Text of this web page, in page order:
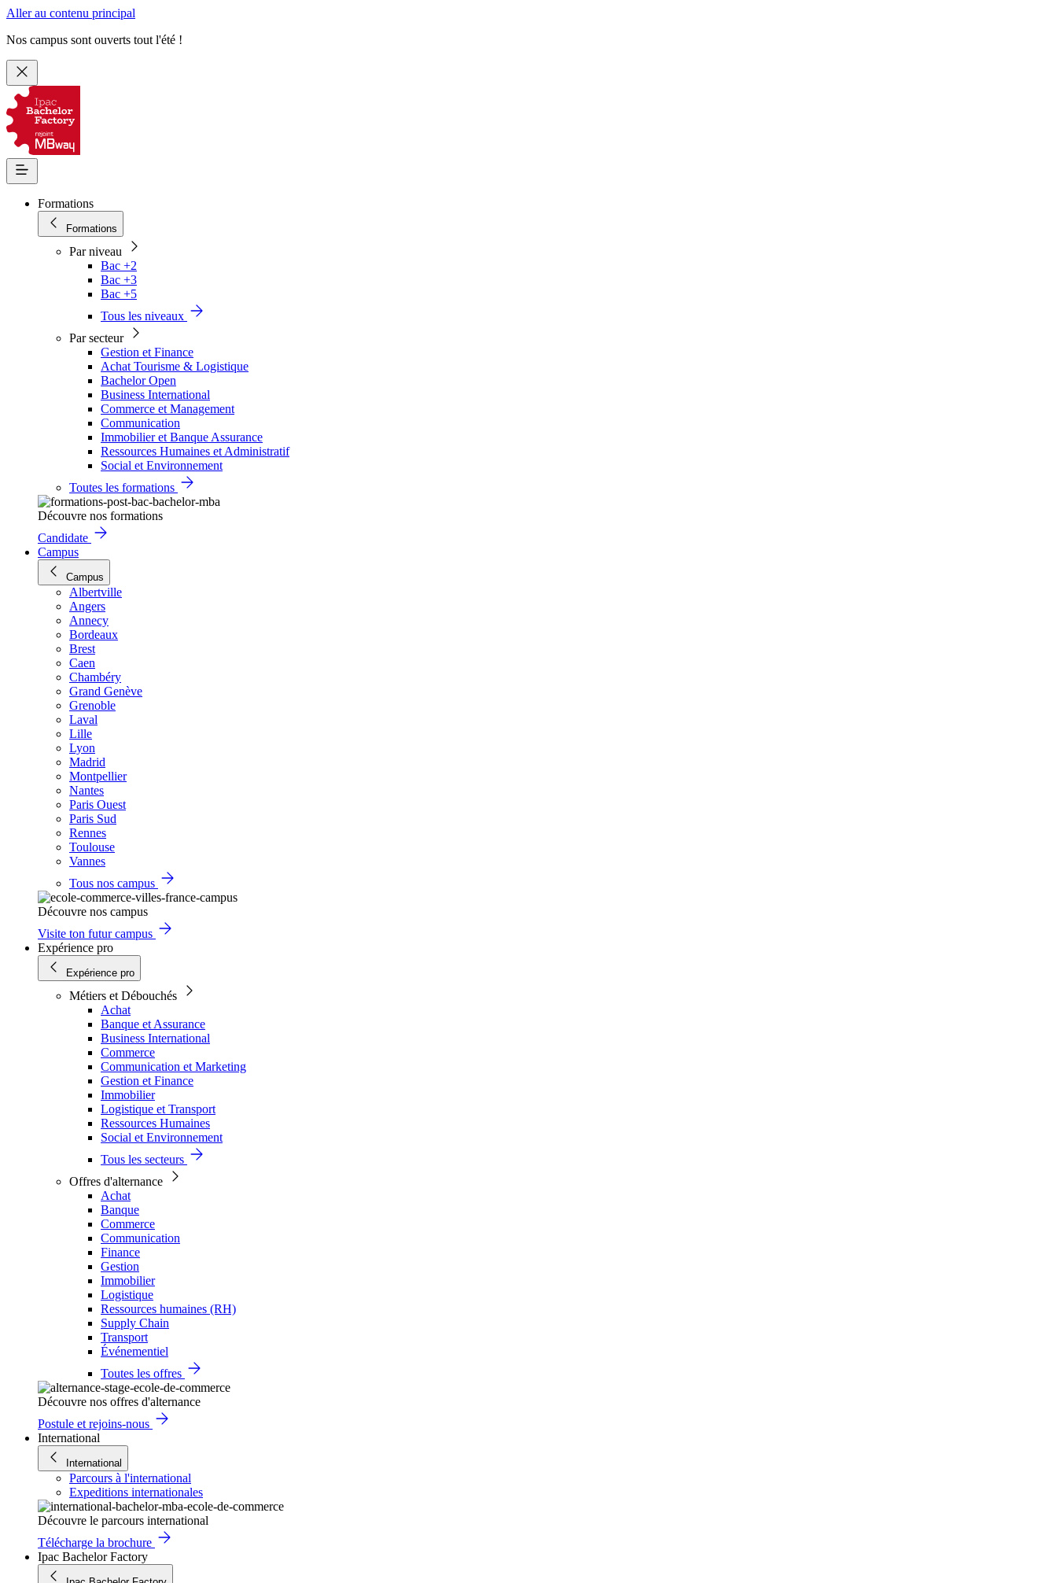
Aller au contenu principal
Nos campus sont ouverts tout l'été !
Formations
Formations
Par niveau
Bac +2
Bac +3
Bac +5
Tous les niveaux
Par secteur
Gestion et Finance
Achat Tourisme & Logistique
Bachelor Open
Business International
Commerce et Management
Communication
Immobilier et Banque Assurance
Ressources Humaines et Administratif
Social et Environnement
Toutes les formations
Découvre nos formations
Candidate
Campus
Campus
Albertville
Angers
Annecy
Bordeaux
Brest
Caen
Chambéry
Grand Genève
Grenoble
Laval
Lille
Lyon
Madrid
Montpellier
Nantes
Paris Ouest
Paris Sud
Rennes
Toulouse
Vannes
Tous nos campus
Découvre nos campus
Visite ton futur campus
Expérience pro
Expérience pro
Métiers et Débouchés
Achat
Banque et Assurance
Business International
Commerce
Communication et Marketing
Gestion et Finance
Immobilier
Logistique et Transport
Ressources Humaines
Social et Environnement
Tous les secteurs
Offres d'alternance
Achat
Banque
Commerce
Communication
Finance
Gestion
Immobilier
Logistique
Ressources humaines (RH)
Supply Chain
Transport
Événementiel
Toutes les offres
Découvre nos offres d'alternance
Postule et rejoins-nous
International
International
Parcours à l'international
Expeditions internationales
Découvre le parcours international
Télécharge la brochure
Ipac Bachelor Factory